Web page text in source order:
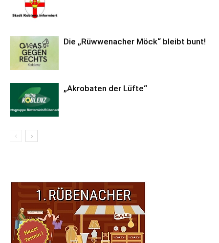
Die „Rüwwenacher Möck“ bleibt bunt!
„Akrobaten der Lüfte“